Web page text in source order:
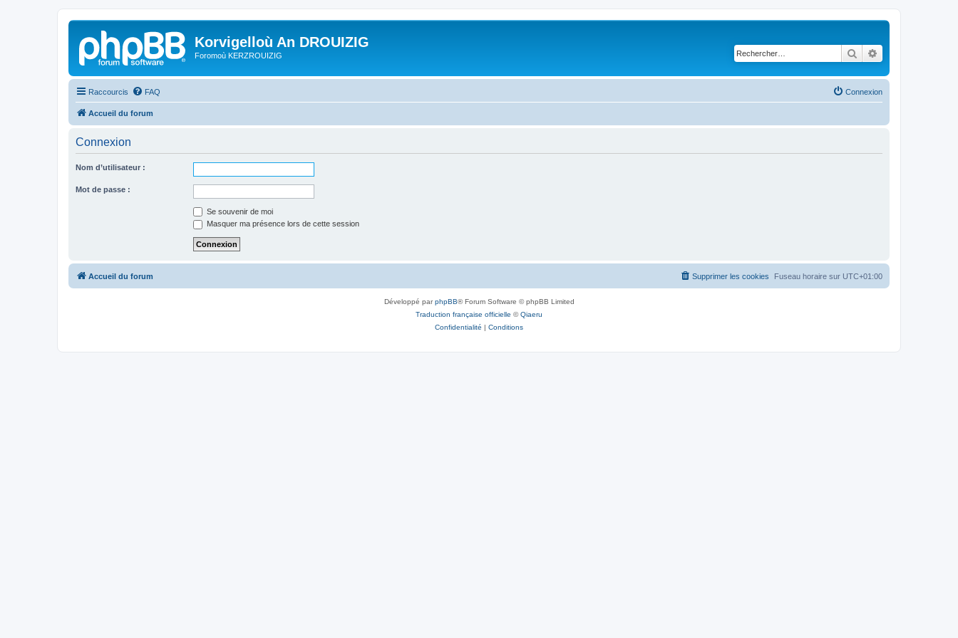
Korvigelloù An DROUIZIG
Foromoù KERZROUIZIG Rechercher
Raccourcis FAQ Connexion
Accueil du forum
Connexion
Nom d’utilisateur :
Mot de passe :
Se souvenir de moi
Masquer ma présence lors de cette session
Accueil du forum Fuseau horaire sur UTC+01:00
Supprimer les cookies
Développé parphpBB® Forum Software © phpBB Limited
Traduction française officielle ©Qiaeru
Confidentialité | Conditions